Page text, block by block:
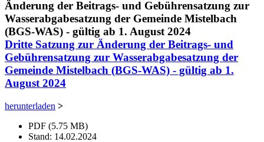
Dritte Satzung zur Änderung der Beitrags- und
Gebührensatzung zur Wasserabgabesatzung der
Gemeinde Mistelbach (BGS-WAS) - gültig ab 1.
August 2024
herunterladen >
PDF (5.75 MB)
Stand: 14.02.2024